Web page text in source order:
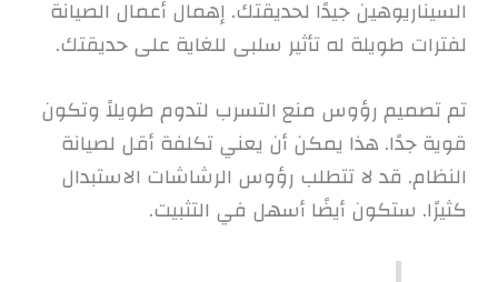
السيناريوهين جيدًا لحديقتك. إهمال أعمال الصيانة
لفترات طويلة له تأثير سلبى للغاية على حديقتك.
تم تصميم رؤوس منع التسرب لتدوم طويلاً وتكون
قوية جدًا. هذا يمكن أن يعني تكلفة أقل لصيانة
النظام. قد لا تتطلب رؤوس الرشاشات الاستبدال
كثيرًا. ستكون أيضًا أسهل في التثبيت.